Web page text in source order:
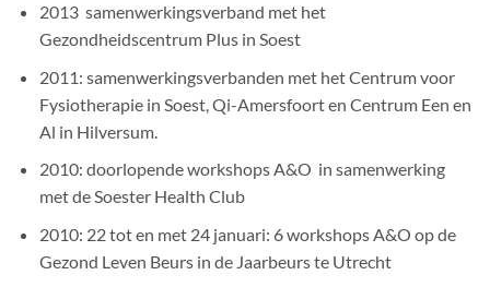
2013 samenwerkingsverband met het
Gezondheidscentrum Plus in Soest
2011: samenwerkingsverbanden met het Centrum voor
Fysiotherapie in Soest, Qi-Amersfoort en Centrum Een en
Al in Hilversum.
2010: doorlopende workshops A&O in samenwerking
met de Soester Health Club
2010: 22 tot en met 24 januari: 6 workshops A&O op de
Gezond Leven Beurs in de Jaarbeurs te Utrecht